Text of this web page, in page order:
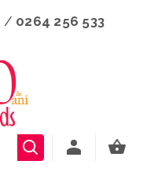
/ 0264 256 533